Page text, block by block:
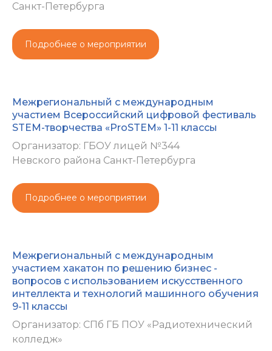
Санкт-Петербурга
Подробнее о мероприятии
Межрегиональный с международным
участием Всероссийский цифровой фестиваль
STEM-творчества «ProSTEM» 1-11 классы
Организатор: ГБОУ лицей №344
Невского района Санкт-Петербурга
Подробнее о мероприятии
Межрегиональный с международным
участием хакатон по решению бизнес -
вопросов с использованием искусственного
интеллекта и технологий машинного обучения
9-11 классы
Организатор: СПб ГБ ПОУ «Радиотехнический
колледж»